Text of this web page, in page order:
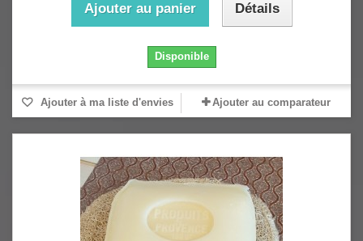
Ajouter au panier Détails
Disponible
Ajouter à ma liste d'envies Ajouter au comparateur